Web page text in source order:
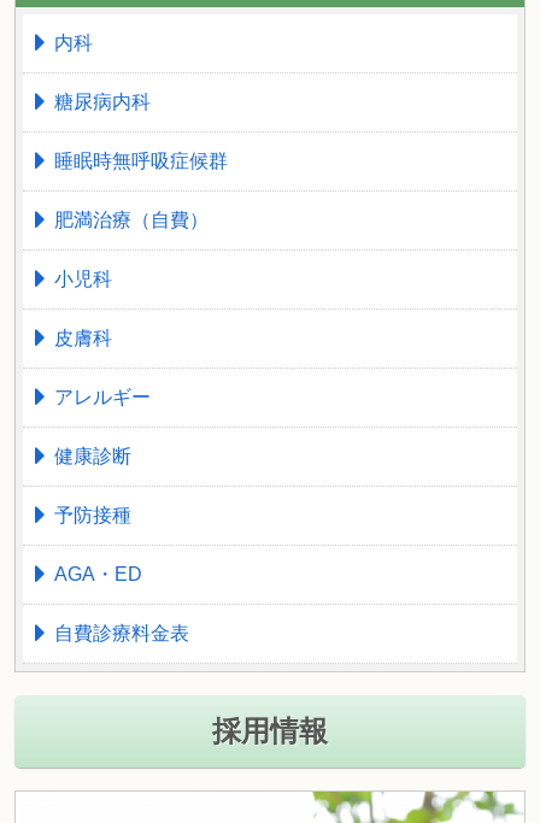
内科
糖尿病内科
睡眠時無呼吸症候群
肥満治療（自費）
小児科
皮膚科
アレルギー
健康診断
予防接種
AGA・ED
自費診療料金表
採用情報